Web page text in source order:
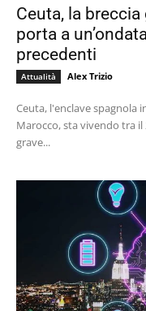
Ceuta, la
porta a
precedenti
Attualità Alex Trizio
Ceuta, l'enclave spagnola
Marocco, sta vivendo tra il
grave...